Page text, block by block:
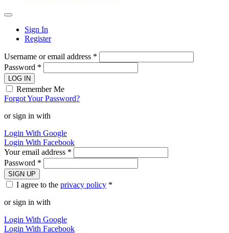
Sign In
Register
Username or email address *
Password *
LOG IN
Remember Me
Forgot Your Password?
or sign in with
Login With Google
Login With Facebook
Your email address *
Password *
SIGN UP
I agree to the privacy policy *
or sign in with
Login With Google
Login With Facebook